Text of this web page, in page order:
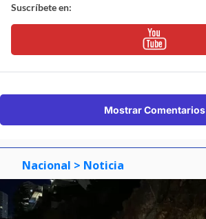
Suscríbete en:
Mostrar Comentarios
Nacional > Noticia